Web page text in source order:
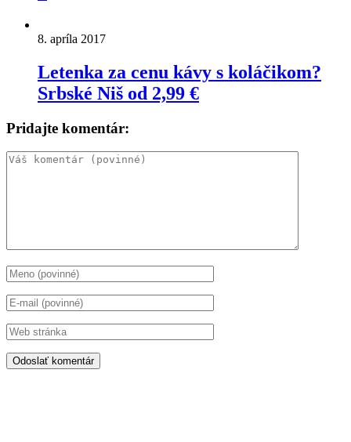
8. apríla 2017
Letenka za cenu kávy s koláčikom?
Srbské Niš od 2,99 €
Pridajte komentár: